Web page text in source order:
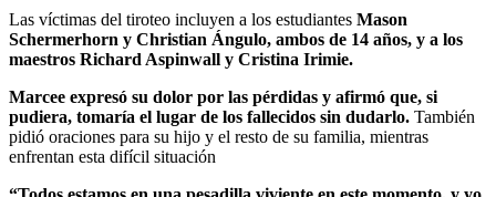
Las víctimas del tiroteo incluyen a los estudiantes Mason
Schermerhorn y Christian Ángulo, ambos de 14 años, y a los
maestros Richard Aspinwall y Cristina Irimie.
Marcee expresó su dolor por las pérdidas y afirmó que, si
pudiera, tomaría el lugar de los fallecidos sin dudarlo. También
pidió oraciones para su hijo y el resto de su familia, mientras
enfrentan esta difícil situación